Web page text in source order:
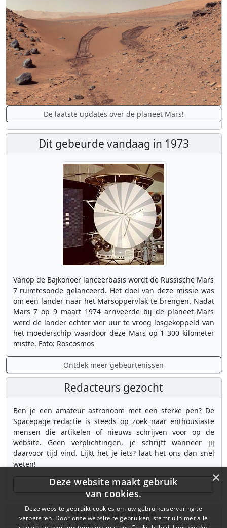
De laatste updates over de planeet Mars!
Dit gebeurde vandaag in 1973
Vanop de Bajkonoer lanceerbasis wordt de Russische Mars
7 ruimtesonde gelanceerd. Het doel van deze missie was
om een lander naar het Marsoppervlak te brengen. Nadat
Mars 7 op 9 maart 1974 arriveerde bij de planeet Mars
werd de lander echter vier uur te vroeg losgekoppeld van
het moederschip waardoor deze Mars op 1 300 kilometer
mistte. Foto: Roscosmos
Ontdek meer gebeurtenissen
Redacteurs gezocht
Ben je een amateur astronoom met een sterke pen? De
Spacepage redactie is steeds op zoek naar enthousiaste
mensen die artikelen of nieuws schrijven voor op de
website. Geen verplichtingen, je schrijft wanneer jij
daarvoor tijd vind. Lijkt het je iets? laat het ons dan snel
weten!
Wordt medewerker
Steun Spacepage
×
Deze website maakt gebruik
van cookies.
Deze website gebruikt cookies om uw gebruikerservaring te
verbeteren. Door onze website te gebruiken, stemt u in met alle